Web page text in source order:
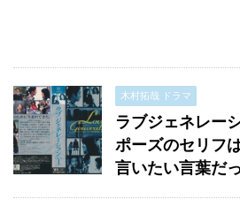
木村拓哉 ドラマ
ラブジェネレー
ポーズのセリフ
言いたい言葉だ